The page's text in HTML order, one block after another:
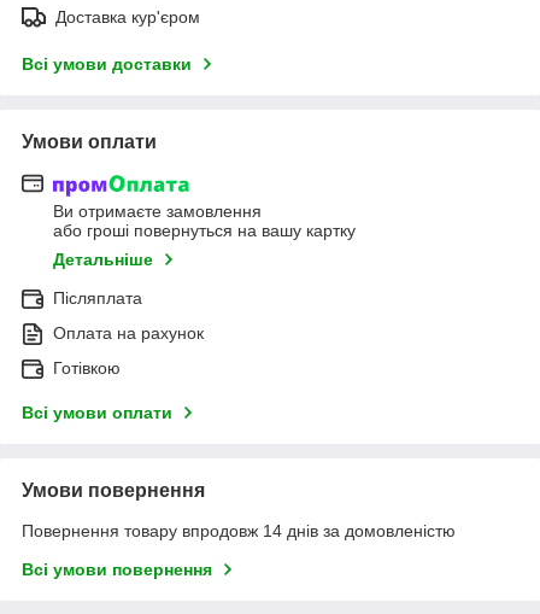
Доставка кур'єром
Всі умови доставки
Умови оплати
Ви отримаєте замовлення
або гроші повернуться на вашу картку
Детальніше
Післяплата
Оплата на рахунок
Готівкою
Всі умови оплати
Умови повернення
Повернення товару впродовж 14 днів за домовленістю
Всі умови повернення